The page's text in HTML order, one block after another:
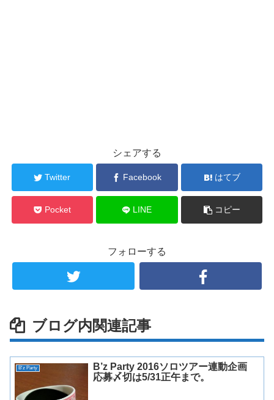
シェアする
Twitter Facebook はてブ
Pocket LINE コピー
フォローする
ブログ内関連記事
B'z Party
B’z Party 2016ソロツアー連動企画
応募〆切は5/31正午まで。